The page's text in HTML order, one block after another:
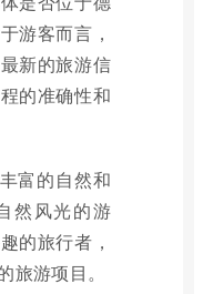
游客而言，
新的旅游信
的准确性和
富的自然和
然风光的游
的旅行者，
旅游项目。